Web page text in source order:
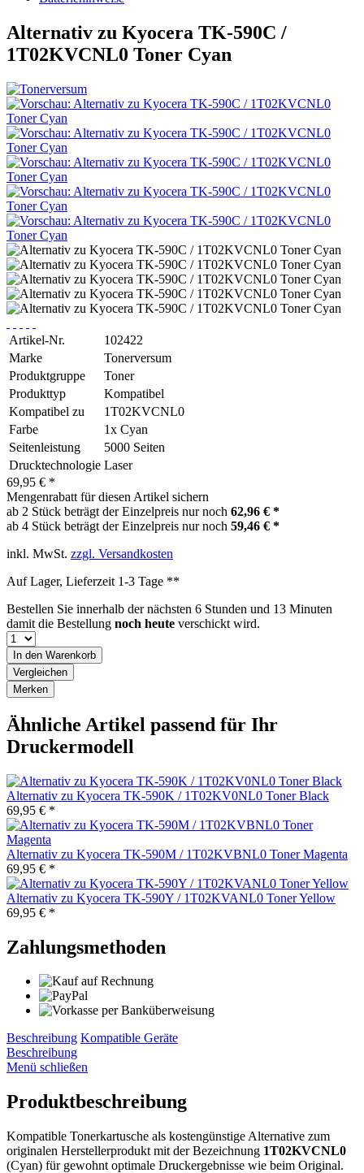
Alternativ zu Kyocera TK-590C /
1T02KVCNL0 Toner Cyan
Artikel-Nr.
102422
Marke
Tonerversum
Produktgruppe
Toner
Produkttyp
Kompatibel
Kompatibel zu
1T02KVCNL0
Farbe
1x Cyan
Seitenleistung
5000 Seiten
Drucktechnologie Laser
69,95 € *
Mengenrabatt für diesen Artikel sichern
ab 2 Stück beträgt der Einzelpreis nur noch 62,96 € *
ab 4 Stück beträgt der Einzelpreis nur noch 59,46 € *
inkl. MwSt. zzgl. Versandkosten
Auf Lager, Lieferzeit 1-3 Tage **
Bestellen Sie innerhalb der nächsten 6 Stunden und 13 Minuten
damit die Bestellung noch heute verschickt wird.
In den Warenkorb
Vergleichen
Merken
Ähnliche Artikel passend für Ihr
Druckermodell
Alternativ zu Kyocera TK-590K / 1T02KV0NL0 Toner Black
69,95 € *
Alternativ zu Kyocera TK-590M / 1T02KVBNL0 Toner Magenta
69,95 € *
Alternativ zu Kyocera TK-590Y / 1T02KVANL0 Toner Yellow
69,95 € *
Zahlungsmethoden
Beschreibung Kompatible Geräte
Beschreibung
Menü schließen
Produktbeschreibung
Kompatible Tonerkartusche als kostengünstige Alternative zum
originalen Herstellerprodukt mit der Bezeichnung 1T02KVCNL0
(Cyan) für gewohnt optimale Druckergebnisse wie beim Original.